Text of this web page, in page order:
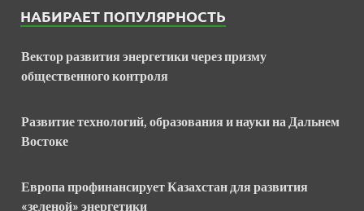
НАБИРАЕТ ПОПУЛЯРНОСТЬ
Вектор развития энергетики через призму
общественного контроля
Развитие технологий, образования и науки на Дальнем
Востоке
Европа профинансирует Казахстан для развития
«зеленой» энергетики